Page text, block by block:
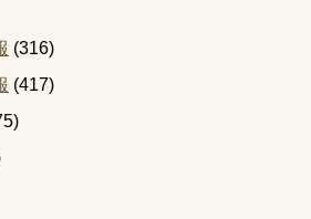
(316)
(417)